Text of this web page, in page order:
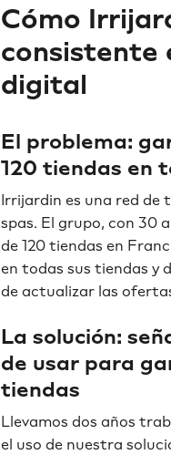
Cómo
consistente
digital
El problema:
120 tiendas en
Irrijardin es una red de
spas. El grupo, con 30
de 120 tiendas en
en todas sus tiendas y
de actualizar las
La solución:
de usar para
tiendas
Llevamos dos años
el uso de nuestra